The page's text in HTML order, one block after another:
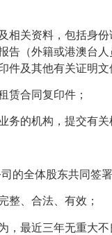
相关资料，包括身
告（外籍或港澳台
件及其他有关证明文
赁合同复印件；
务的机构，提交有
的全体股东共同签
整、合法、有效；
，最近三年无重大不